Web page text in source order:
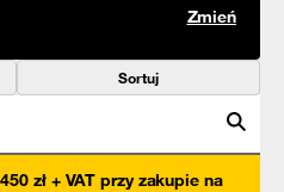
Zmień
Sortuj
zł + VAT przy zakupie na